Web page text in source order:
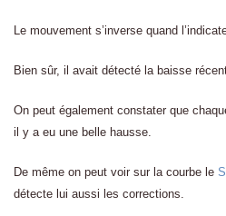
Le mouvement s’inverse quand
Bien sûr, il avait détecté la baisse
On peut également constater que
il y a eu une belle hausse.
De même on peut voir sur la courbe le
détecte lui aussi les corrections.